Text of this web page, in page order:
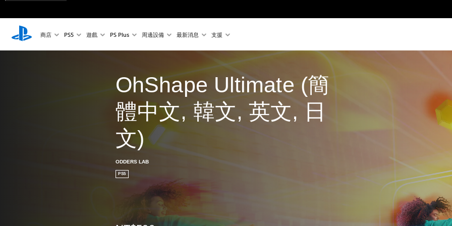
商店 PS5 遊戲 PS Plus 周邊設備 最新消息 支援
OhShape Ultimate (簡
體中文, 韓文, 英文, 日
文)
ODDERS LAB
PS5